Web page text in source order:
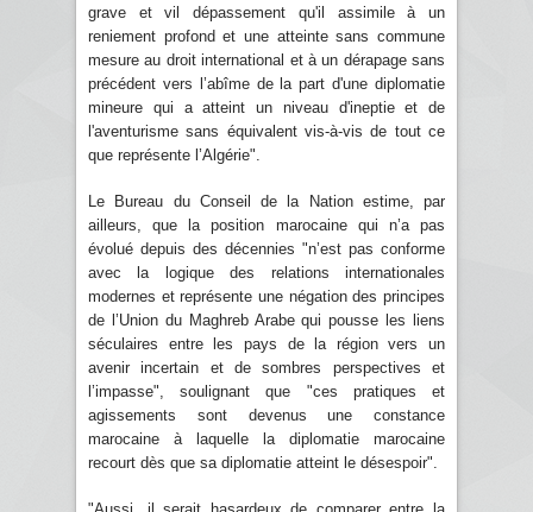
grave et vil dépassement qu'il assimile à un
reniement profond et une atteinte sans commune
mesure au droit international et à un dérapage sans
précédent vers l’abîme de la part d'une diplomatie
mineure qui a atteint un niveau d'ineptie et de
l'aventurisme sans équivalent vis-à-vis de tout ce
que représente l’Algérie".
Le Bureau du Conseil de la Nation estime, par
ailleurs, que la position marocaine qui n’a pas
évolué depuis des décennies "n’est pas conforme
avec la logique des relations internationales
modernes et représente une négation des principes
de l’Union du Maghreb Arabe qui pousse les liens
séculaires entre les pays de la région vers un
avenir incertain et de sombres perspectives et
l’impasse", soulignant que "ces pratiques et
agissements sont devenus une constance
marocaine à laquelle la diplomatie marocaine
recourt dès que sa diplomatie atteint le désespoir".